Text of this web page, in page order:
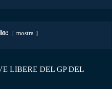
mostra
LIBERE DEL GP DEL